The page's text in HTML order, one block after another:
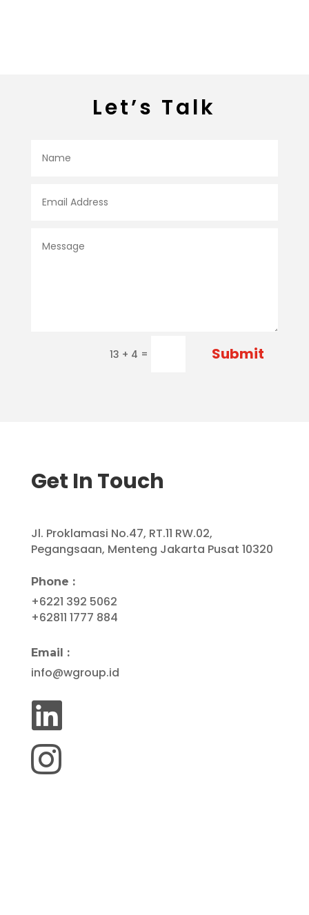
Let’s Talk
13 + 4 = Submit
Get In Touch
Jl. Proklamasi No.47, RT.11 RW.02,
Pegangsaan, Menteng Jakarta Pusat 10320
Phone :
+6221 392 5062
+62811 1777 884
Email :
info@wgroup.id

